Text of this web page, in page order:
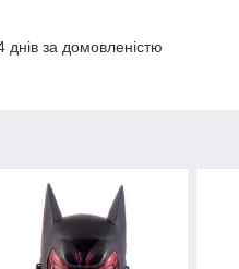
за домовленістю